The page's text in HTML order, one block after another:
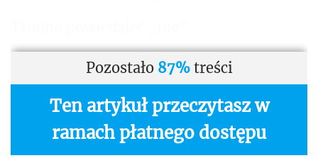
Pozostało 87%treści
Ten artykuł przeczytasz w
ramach płatnego dostępu